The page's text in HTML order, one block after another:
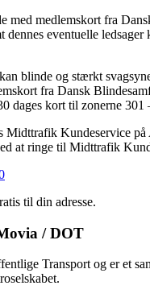
med medlemskort fra
dennes eventuelle ledsager
blinde og stærkt
fra Dansk
dages kort til zonerne 301
Midttrafik Kundeservice på
at ringe til Midttrafik
til din adresse.
/ DOT
Transport og er et